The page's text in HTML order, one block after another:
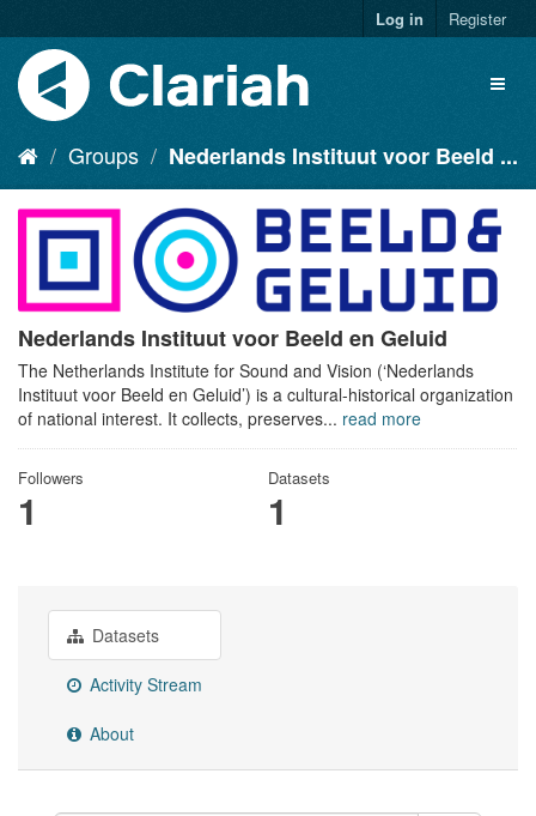
Log in Register
Groups Nederlands Instituut voor Beeld ...
Nederlands Instituut voor Beeld en Geluid
The Netherlands Institute for Sound and Vision (‘Nederlands
Instituut voor Beeld en Geluid’) is a cultural-historical organization
of national interest. It collects, preserves... read more
Followers
1
Datasets
1
Datasets
Activity Stream
About